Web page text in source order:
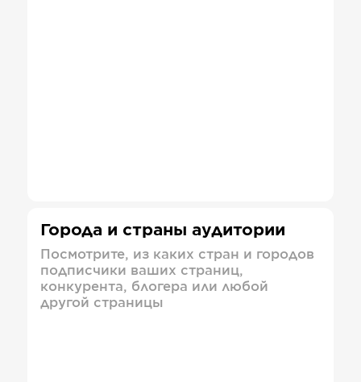
Города и страны аудитории
Посмотрите, из каких стран и городов
подписчики ваших страниц,
конкурента, блогера или любой
другой страницы